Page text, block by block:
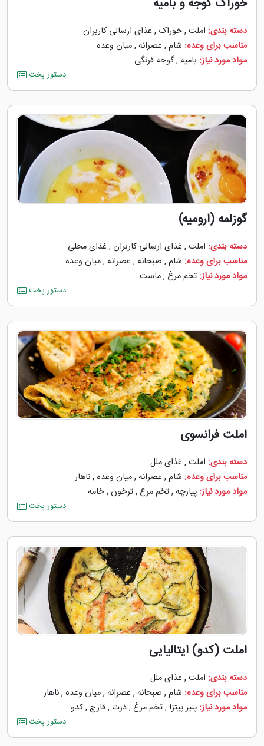
دسته بندی: املت ,خوراک , غذای ارسالی کاربران
مناسب برای وعده: شام , عصرانه ,میان وعده
مواد مورد نیاز: بامیه ,گوجه ‌فرنگی
دستور پخت
گوزلمه (ارومیه)
دسته بندی: املت , غذای ارسالی کاربران , غذای محلی
مناسب برای وعده: شام , صبحانه , عصرانه ,میان وعده
مواد مورد نیاز: تخم مرغ ,ماست
دستور پخت
املت فرانسوی
دسته بندی: املت , غذای ملل
مناسب برای وعده: شام , عصرانه ,میان وعده ,ناهار
مواد مورد نیاز: پیازچه ,تخم مرغ ,ترخون ,خامه
دستور پخت
املت (کدو) ایتالیایی
دسته بندی: املت , غذای ملل
مناسب برای وعده: شام , صبحانه , عصرانه ,میان وعده ,ناهار
مواد مورد نیاز: پنیر پیتزا ,تخم مرغ ,ذرت ,قارچ ,کدو
دستور پخت